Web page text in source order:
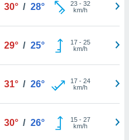
30° / 28° 23- 32
km/h
29° / 25° 17- 25
km/h
31° / 26° 17- 24
km/h
30° / 26° 15- 27
km/h